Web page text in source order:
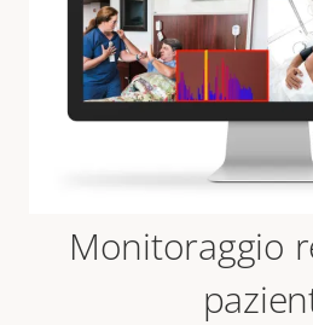
Monitoraggio